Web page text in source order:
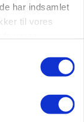
har indsamlet
til vores
og
ny